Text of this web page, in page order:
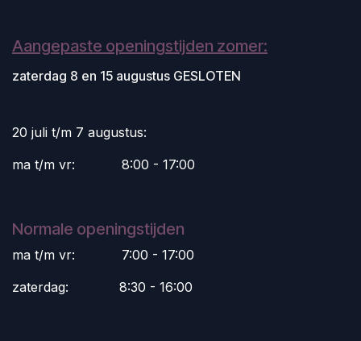
Aangepaste openingstijden zomer:
zaterdag 8 en 15 augustus GESLOTEN
20 juli t/m 7 augustus:
ma t/m vr:
​8:00 - 17:00
Normale openingstijden
ma t/m vr:
​7:00 - 17:00
zaterdag:
​8:30 - 16:00